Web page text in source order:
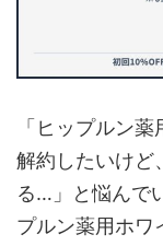
「ヒップルン
解約したいけど
る…」と悩んで
プルン薬用ホワ